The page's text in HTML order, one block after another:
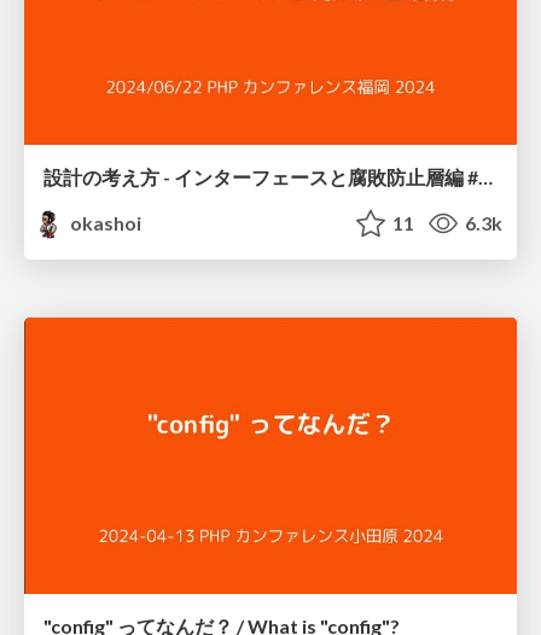
設計の考え方 - インターフェースと腐敗防止層編 #phpconfuk / Interface and Anti Corruption Layer
okashoi
11 6.3k
"config" ってなんだ？ / What is "config"?